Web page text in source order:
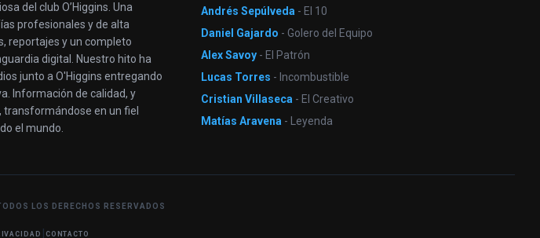
del club O’Higgins. Una
profesionales y de alta
reportajes y un completo
digital. Nuestro hito ha
junto a O'Higgins entregando
Información de calidad, y
transformándose en un fiel
el mundo.
Andrés Sepúlveda - El 10
Daniel Gajardo - Golero del Equipo
Alex Savoy - El Patrón
Lucas Torres - Incombustible
Cristian Villaseca - El Creativo
Matías Aravena - Leyenda
LOS DERECHOS RESERVADOS
| CONTACTO